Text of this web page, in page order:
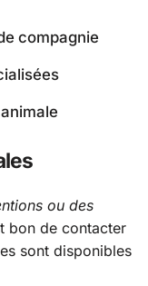
compagnie
ou des
bon de contacter
sont disponibles